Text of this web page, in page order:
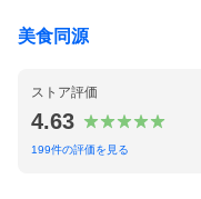
美食同源
ストア評価
4.63
199件の評価を見る